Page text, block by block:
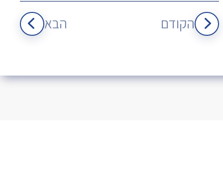
הקודם הבא